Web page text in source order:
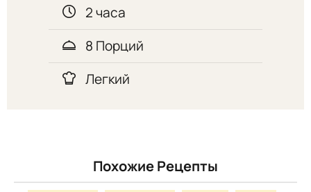
2 часа
8 Порций
Легкий
Похожие Рецепты